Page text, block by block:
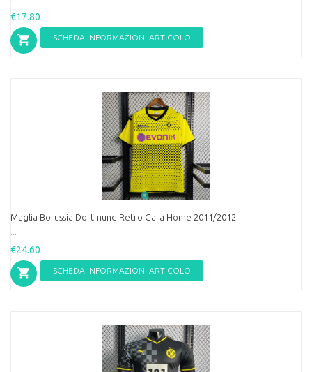
€17.80
SCHEDA INFORMAZIONI ARTICOLO
Maglia Borussia Dortmund Retro Gara Home 2011/2012
€24.60
SCHEDA INFORMAZIONI ARTICOLO